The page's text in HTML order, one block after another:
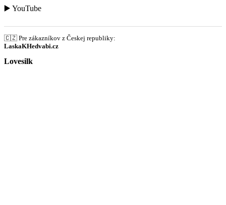
▶️ YouTube
🇨🇿 Pre zákazníkov z Českej republiky:
LaskaKHedvabi.cz
Lovesilk